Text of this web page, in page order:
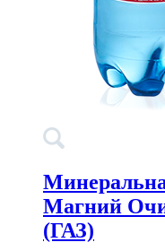
Магний
(ГАЗ)